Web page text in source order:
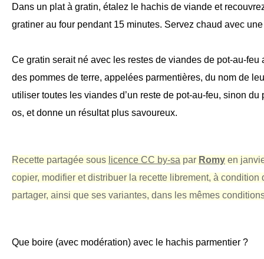
Dans un plat à gratin, étalez le hachis de viande et
gratiner au four pendant 15 minutes. Servez chaud avec
Ce gratin serait né avec les restes de viandes de pot-au-feu
des pommes de terre, appelées parmentières, du nom de
utiliser toutes les viandes d’un reste de pot-au-feu, sinon
os, et donne un résultat plus savoureux.
Recette partagée sous licence CC by-sa par Romy en
copier, modifier et distribuer la recette librement, à condition
partager, ainsi que ses variantes, dans les mêmes
Que boire (avec modération) avec le hachis parmentier ?